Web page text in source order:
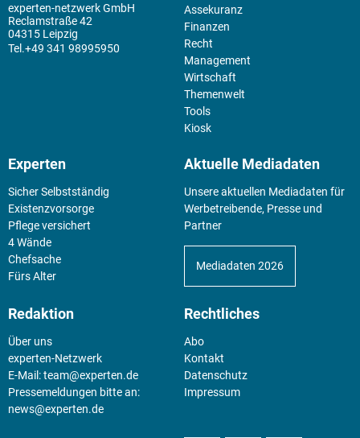
experten-netzwerk GmbH
Reclamstraße 42
04315 Leipzig
+49 341 98995950
Assekuranz
Finanzen
Recht
Management
Wirtschaft
Themenwelt
Tools
Kiosk
Experten
Sicher Selbstständig
Existenz­vorsorge
Pflege versichert
4 Wände
Chefsache
Fürs Alter
Aktuelle Mediadaten
Unsere aktuellen Mediadaten für
Werbetreibende, Presse und
Partner
Mediadaten 2026
Redaktion
Über uns
experten-Netzwerk
E-Mail:team@experten.de
Pressemeldungen bitte an:
news@experten.de
Rechtliches
Abo
Kontakt
Datenschutz
Impressum